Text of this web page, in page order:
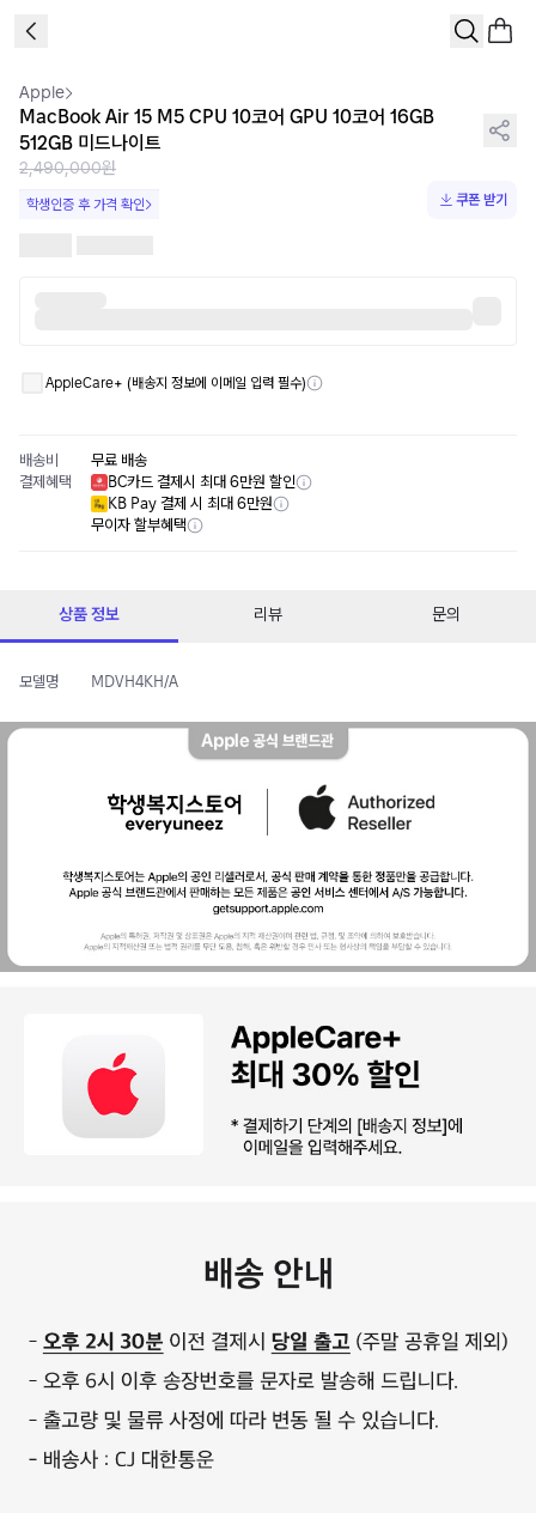
Apple
MacBook Air 15 M5 CPU 10코어 GPU 10코어 16GB
512GB 미드나이트
2,490,000원
학생인증 후 가격 확인 쿠폰 받기
AppleCare+ (배송지 정보에 이메일 입력 필수)
배송비
무료 배송
결제혜택
BC카드 결제시 최대 6만원 할인
KB Pay 결제 시 최대 6만원
무이자 할부혜택
상품 정보 리뷰 문의
모델명 MDVH4KH/A